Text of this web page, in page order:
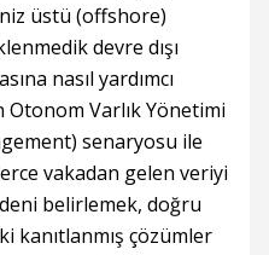
üstü (offshore)
devre dışı
nasıl yardımcı
Otonom Varlık Yönetimi
senaryosu ile
vakadan gelen veriyi
belirlemek, doğru
kanıtlanmış çözümler